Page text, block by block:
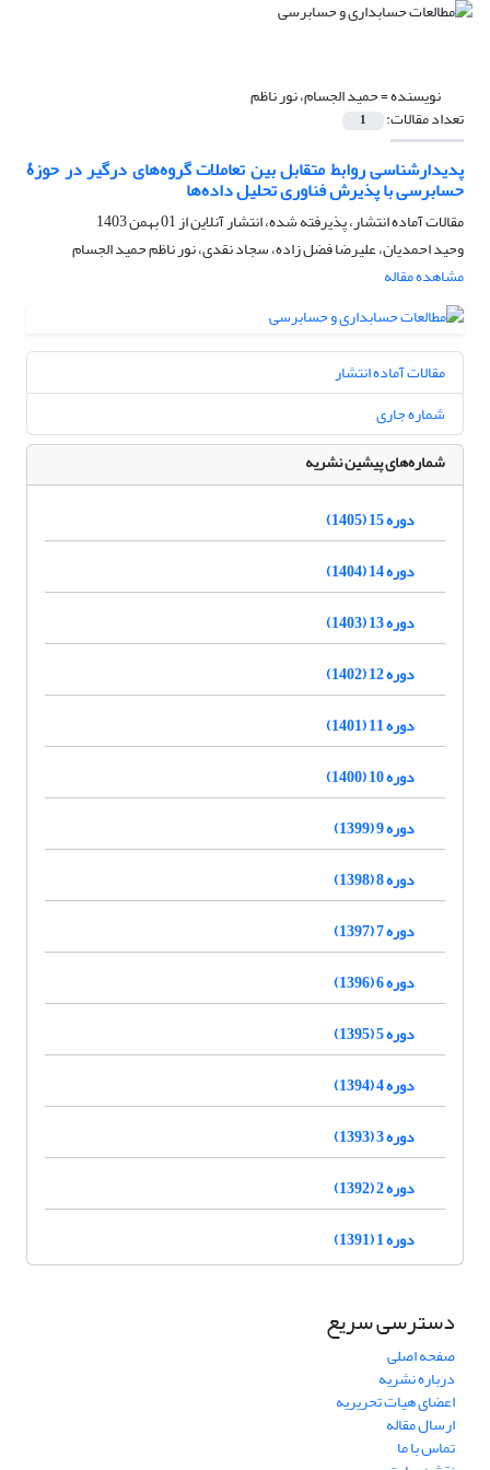
نویسنده =حمید الجسام، نور ناظم
تعداد مقالات: 1
پدیدارشناسی روابط متقابل بین تعاملات گروه‌های درگیر در حوزۀ
حسابرسی با پذیرش فناوری تحلیل داده‌ها
مقالات آماده انتشار، پذیرفته شده، انتشار آنلاین از01 بهمن 1403
وحید احمدیان، علیرضا فضل زاده، سجاد نقدی، نور ناظم حمید الجسام
مشاهده مقاله
مقالات آماده انتشار
شماره جاری
شماره‌های پیشین نشریه
دوره 15 (1405)
دوره 14 (1404)
دوره 13 (1403)
دوره 12 (1402)
دوره 11 (1401)
دوره 10 (1400)
دوره 9 (1399)
دوره 8 (1398)
دوره 7 (1397)
دوره 6 (1396)
دوره 5 (1395)
دوره 4 (1394)
دوره 3 (1393)
دوره 2 (1392)
دوره 1 (1391)
دسترسی سریع
صفحه اصلی
درباره نشریه
اعضای هیات تحریریه
ارسال مقاله
تماس با ما